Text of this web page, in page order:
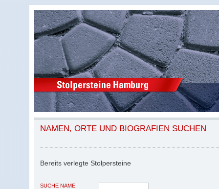
NAMEN, ORTE UND BIOGRAFIEN SUCHEN
Bereits verlegte Stolpersteine
SUCHE NAME